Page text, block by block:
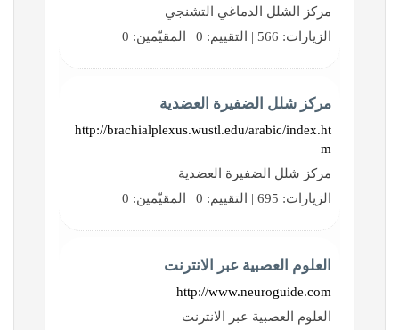
مركز الشلل الدماغي التشنجي
الزيارات: 566 | التقييم: 0 | المقيّمين: 0
مركز شلل الضفيرة العضدية
http://brachialplexus.wustl.edu/arabic/index.ht
m
مركز شلل الضفيرة العضدية
الزيارات: 695 | التقييم: 0 | المقيّمين: 0
العلوم العصبية عبر الانترنت
http://www.neuroguide.com
العلوم العصبية عبر الانترنت